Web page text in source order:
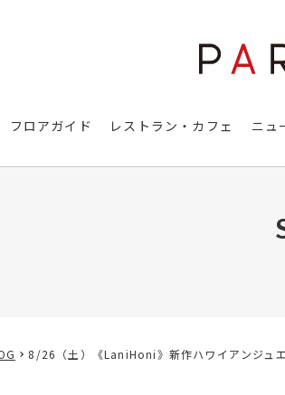
フロアガイド レストラン・カフェ ニュ
8/26（土）《LaniHoni》新作ハワイアンジュ